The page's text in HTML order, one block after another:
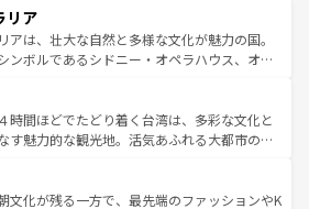
ーリンズでは、音楽と美食が融合した独特の
旅行者はアメリカの各地域で異なる魅力を楽
その多様性と豊かな歴史を感じることができ
スタイルだ。 なお、新着のアメリカ
ンツ一覧を参照してほしい。
せない。また、定番の観光地といえばオアフ
な自然を求めるならマウイ島やカウアイ島が
メラルドグリーンに輝く海をはじめ、豊かな
しの心で訪れる人々を迎えてくれるハワイの
いローカルフードやハワイアンミュージッ
フラダンスなど、すべてがハワイの魅力を彩
ほしい。 なお、新着のハワイ情報
一覧を参照してほしい。
リア
アは、壮大な自然と多様な文化が魅力の国。
ンボルであるシドニー・オペラハウス、オー
大陸中央部にそびえるウルル（エアーズロッ
ニアの美しい原生林やケアンズの熱帯雨林な
がたくさん。また、カフェやワイン、オージ
ィビティも充実しており、サーフィンやダイ
キングなど、アウトドア好きにはたまらな
時間ほどでたどり着く台湾は、多彩な文化と
す魅力的な観光地。活気あふれる大都市の台
な山岳地帯である台湾東部など、都市の喧騒
さが共存しており、訪れる人に新しい発見と
文化が残る一方で、最先端のファッションやK